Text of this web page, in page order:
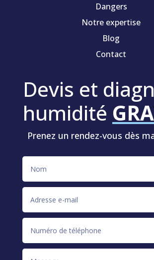
Dangers
Notre expertise
Blog
Contact
Devis et
humidité
Prenez un rendez-vous dès